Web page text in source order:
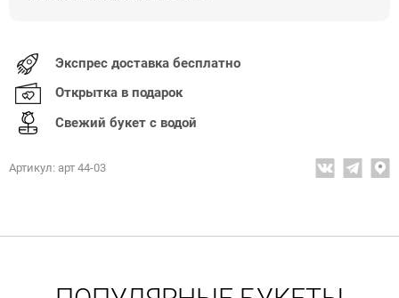
Экспрес доставка бесплатно
Открытка в подарок
Свежий букет с водой
Артикул: арт 44-03